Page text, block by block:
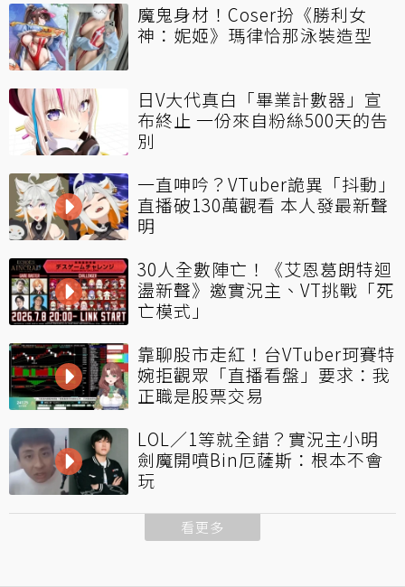
魔鬼身材！Coser扮《勝利女
神：妮姬》瑪律恰那泳裝造型
日V大代真白「畢業計數器」宣
布終止 一份來自粉絲500天的告
別
一直呻吟？VTuber詭異「抖動」
直播破130萬觀看 本人發最新聲
明
30人全數陣亡！《艾恩葛朗特迴
盪新聲》邀實況主、VT挑戰「死
亡模式」
靠聊股市走紅！台VTuber珂賽特
婉拒觀眾「直播看盤」要求：我
正職是股票交易
LOL／1等就全錯？實況主小明
劍魔開噴Bin厄薩斯：根本不會
玩
看更多